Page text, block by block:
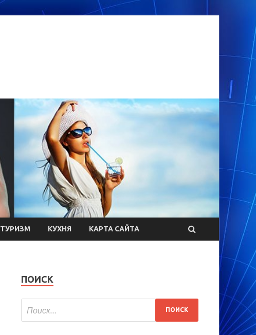
ТУРИЗМ КУХНЯ КАРТА САЙТА
ПОИСК